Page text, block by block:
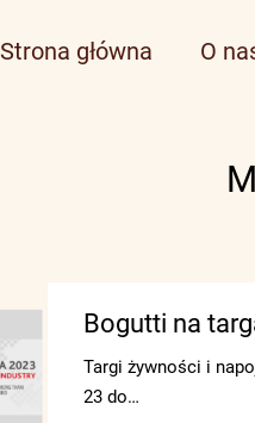
Strona główna O
Bogutti na
Targi żywności i
23 do…